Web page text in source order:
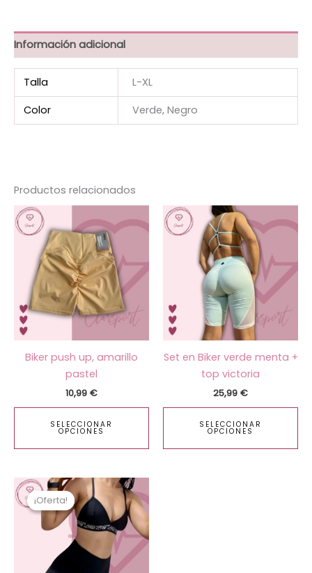
Información adicional
Talla
L-XL
Color
Verde, Negro
Productos relacionados
Biker push up, amarillo
pastel
10,99 €
SELECCIONAR
OPCIONES
Este
producto
múltiples
opciones
elegir
producto
Set en Biker verde menta +
top victoria
25,99 €
SELECCIONAR
OPCIONES
¡Oferta!
¡Oferta!
El
precio
original
era:
38,00 €.
El
precio
actual
es:
24,99 €.